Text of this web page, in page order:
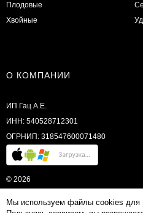
Мы используем файлы cookies для
Плодовые
Хвойные
О КОМПАНИИ
ИП Гац А.Е.
ИНН: 540528712301
ОГРНИП: 318547600071480
© 2026